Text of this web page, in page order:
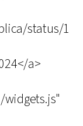
status/1
a>